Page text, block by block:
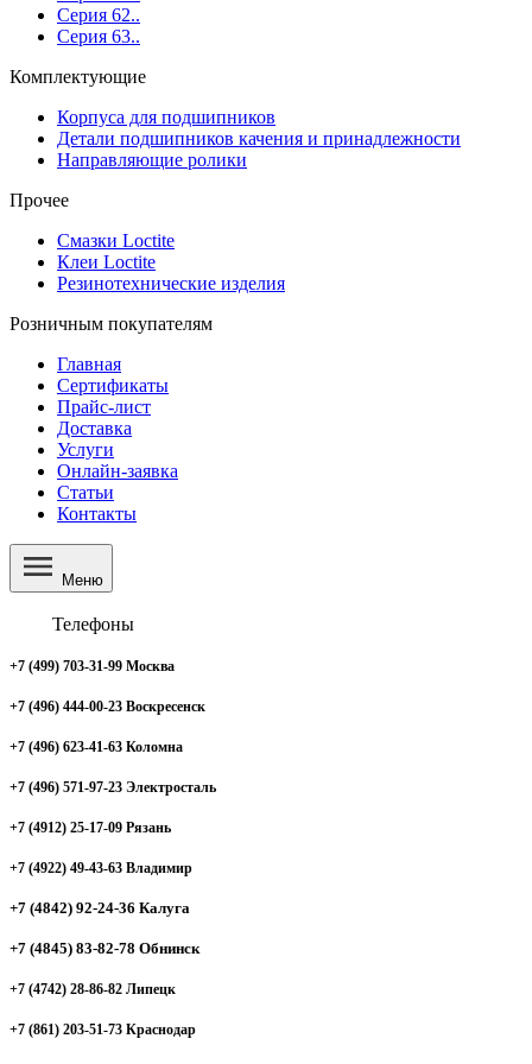
Серия 62..
Серия 63..
Комплектующие
Корпуса для подшипников
Детали подшипников качения и принадлежности
Направляющие ролики
Прочее
Смазки Loctite
Клеи Loctite
Резинотехнические изделия
Розничным покупателям
Главная
Сертификаты
Прайс-лист
Доставка
Услуги
Онлайн-заявка
Статьи
Контакты
Меню
Телефоны
+7 (499) 703-31-99 Москва
+7 (496) 444-00-23 Воскресенск
+7 (496) 623-41-63 Коломна
+7 (496) 571-97-23 Электросталь
+7 (4912) 25-17-09 Рязань
+7 (4922) 49-43-63 Владимир
+7 (4842) 92-24-36 Калуга
+7 (4845) 83-82-78 Обнинск
+7 (4742) 28-86-82 Липецк
+7 (861) 203-51-73 Краснодар